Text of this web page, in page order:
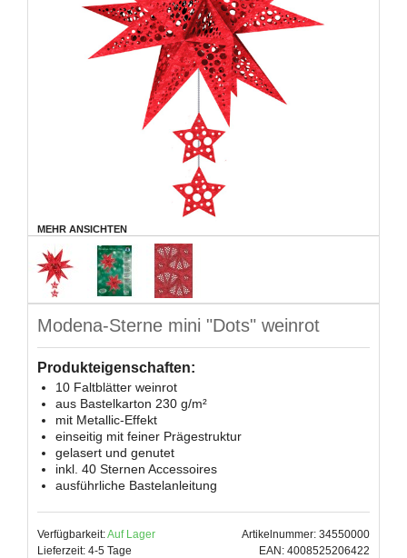
MEHR ANSICHTEN
Modena-Sterne mini "Dots" weinrot
Produkteigenschaften:
10 Faltblätter weinrot
aus Bastelkarton 230 g/m²
mit Metallic-Effekt
einseitig mit feiner Prägestruktur
gelasert und genutet
inkl. 40 Sternen Accessoires
ausführliche Bastelanleitung
Verfügbarkeit:Auf Lager
Lieferzeit: 4-5 Tage
Artikelnummer: 34550000
EAN: 4008525206422